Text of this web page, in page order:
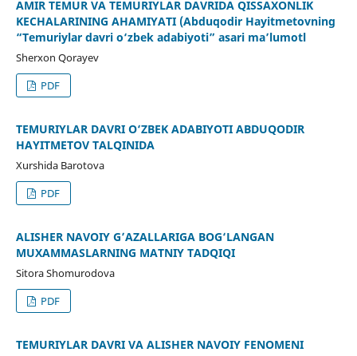
AMIR TEMUR VA TEMURIYLAR DAVRIDA QISSAXONLIK
KECHALARINING AHAMIYATI (Abduqodir Hayitmetovning
“Temuriylar davri o‘zbek adabiyoti” asari ma’lumotl
Sherxon Qorayev
PDF
TEMURIYLАR DАVRI O‘ZBEK АDАBIYOTI АBDUQODIR
HАYITMETOV TАLQINIDА
Xurshidа Bаrotovа
PDF
ALISHER NAVOIY G’AZALLARIGA BOG‘LANGAN
MUXAMMASLARNING MATNIY TADQIQI
Sitora Shomurodova
PDF
TEMURIYLAR DAVRI VA ALISHER NAVOIY FENOMENI